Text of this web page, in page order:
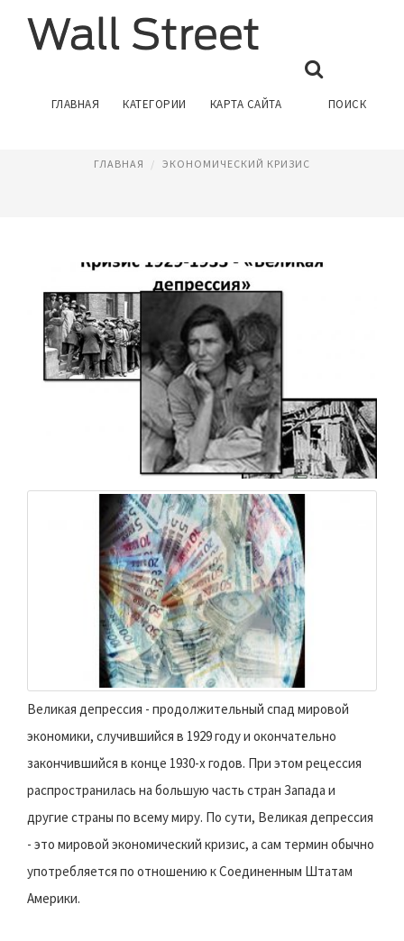
ГЛАВНАЯ КАТЕГОРИИ КАРТА САЙТА ПОИСК
КРИЗИС 1929
ГЛАВНАЯ ЭКОНОМИЧЕСКИЙ КРИЗИС
Великая депрессия - продолжительный спад мировой
экономики, случившийся в 1929 году и окончательно
закончившийся в конце 1930-х годов. При этом рецессия
распространилась на большую часть стран Запада и
другие страны по всему миру. По сути, Великая депрессия
- это мировой экономический кризис, а сам термин обычно
употребляется по отношению к Соединенным Штатам
Америки.